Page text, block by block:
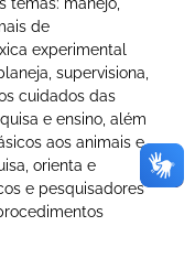
temas: manejo,
de
experimental
supervisiona,
cuidados das
e ensino, além
aos animais e
orienta e
e pesquisadores